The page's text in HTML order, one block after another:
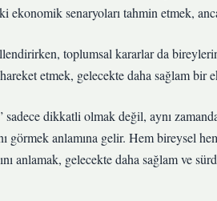
ekonomik senaryoları tahmin etmek,
toplumsal kararlar da
etmek, gelecekte daha sağlam
dikkatli olmak değil, aynı
görmek anlamına gelir. Hem bireysel
anlamak, gelecekte daha sağlam ve